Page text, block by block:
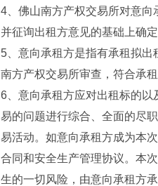
4、佛山南方产权交易所对意
并征询出租方意见的基础上确
5、意向承租方是指有承租拟
南方产权交易所审查，符合承
6、意向承租方应对出租标的
易的问题进行综合、全面的尽
易活动。如意向承租方成为本
合同和安全生产管理协议。本
生的一切风险，由意向承租方承